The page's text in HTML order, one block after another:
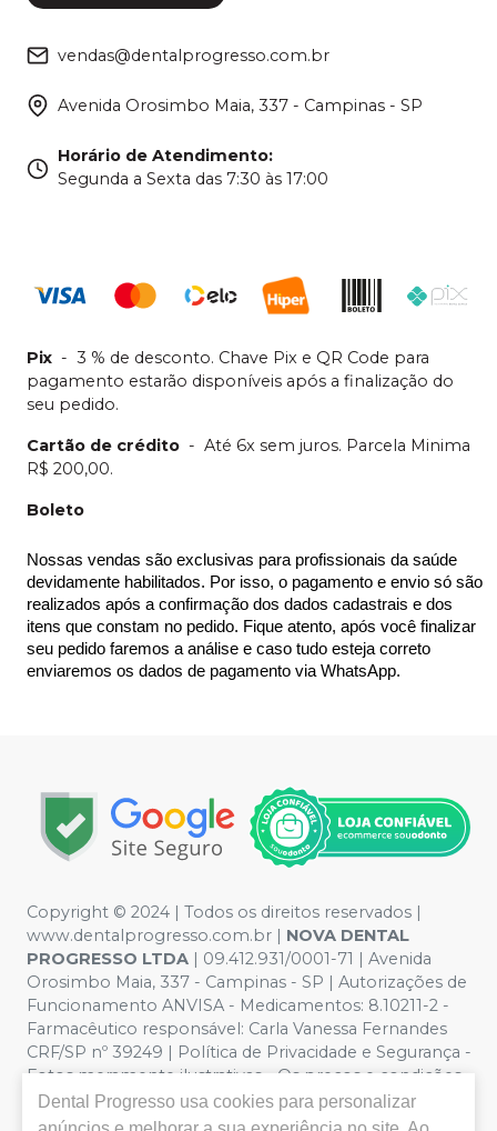
vendas@dentalprogresso.com.br
Avenida Orosimbo Maia, 337 - Campinas - SP
Horário de Atendimento:
Segunda a Sexta das 7:30 às 17:00
Pix - 3 % de desconto. Chave Pix e QR Code para
pagamento estarão disponíveis após a finalização do
seu pedido.
Cartão de crédito - Até 6x sem juros. Parcela Minima
R$ 200,00.
Boleto
Nossas vendas são exclusivas para profissionais da saúde
devidamente habilitados. Por isso, o pagamento e envio só são
realizados após a confirmação dos dados cadastrais e dos
itens que constam no pedido. Fique atento, após você finalizar
seu pedido faremos a análise e caso tudo esteja correto
enviaremos os dados de pagamento via WhatsApp.
Copyright © 2024 | Todos os direitos reservados |
www.dentalprogresso.com.br | NOVA DENTAL
PROGRESSO LTDA | 09.412.931/0001-71 | Avenida
Orosimbo Maia, 337 - Campinas - SP | Autorizações de
Funcionamento ANVISA - Medicamentos: 8.10211-2 -
Farmacêutico responsável: Carla Vanessa Fernandes
CRF/SP nº 39249 | Política de Privacidade e Segurança -
Fotos meramente ilustrativas - Os preços e condições
da loja virtual estão sujeitos a alterações. Em caso de
divergência de preços no site, o valor válido é o do
Dental Progresso usa cookies para personalizar